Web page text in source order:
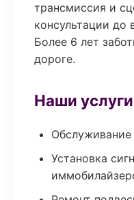
трансмиссия и
консультации до
Более 6 лет
дороге.
Наши услуги
Установка